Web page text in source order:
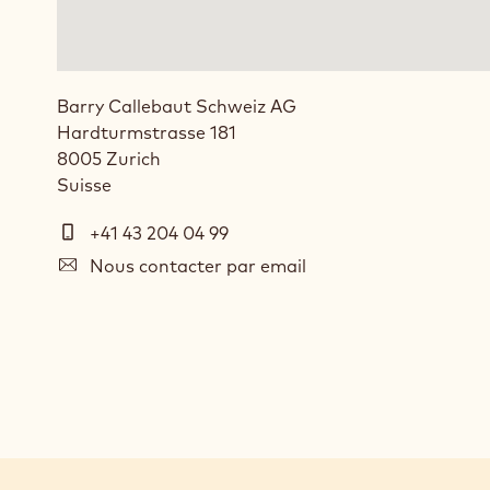
Barry Callebaut Schweiz AG
Hardturmstrasse 181
8005 Zurich
Suisse
Téléphone
+41 43 204 04 99
E-
Nous contacter par email